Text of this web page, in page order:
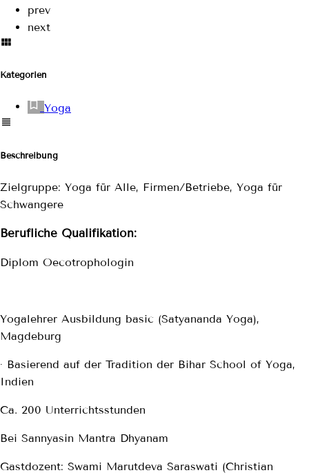
prev
next
Kategorien
Yoga
Beschreibung
Zielgruppe: Yoga für Alle, Firmen/Betriebe, Yoga für
Schwangere
Berufliche Qualifikation:
Diplom Oecotrophologin
Yogalehrer Ausbildung basic (Satyananda Yoga),
Magdeburg
· Basierend auf der Tradition der Bihar School of Yoga,
Indien
Ca. 200 Unterrichtsstunden
Bei Sannyasin Mantra Dhyanam
Gastdozent: Swami Marutdeva Saraswati (Christian